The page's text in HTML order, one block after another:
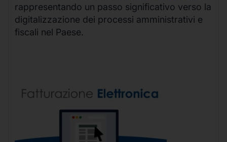
rappresentando un passo significativo verso la
digitalizzazione dei processi amministrativi e
fiscali nel Paese.